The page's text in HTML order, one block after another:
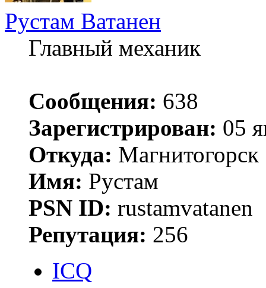
Рустам Ватанен
Главный механик
Сообщения: 638
Зарегистрирован: 05
Откуда: Магнитогорск
Имя: Рустам
PSN ID: rustamvatanen
Репутация: 256
ICQ